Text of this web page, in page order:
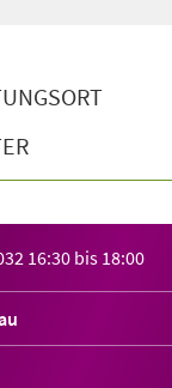
16:30 bis 18:00